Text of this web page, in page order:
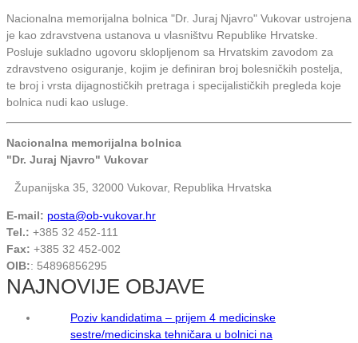
Nacionalna memorijalna bolnica "Dr. Juraj Njavro" Vukovar ustrojena
je kao zdravstvena ustanova u vlasništvu Republike Hrvatske.
Posluje sukladno ugovoru sklopljenom sa Hrvatskim zavodom za
zdravstveno osiguranje, kojim je definiran broj bolesničkih postelja,
te broj i vrsta dijagnostičkih pretraga i specijalističkih pregleda koje
bolnica nudi kao usluge.
Nacionalna memorijalna bolnica
"Dr. Juraj Njavro" Vukovar
Županijska 35, 32000 Vukovar, Republika Hrvatska
E-mail: posta@ob-vukovar.hr
Tel.: +385 32 452-111
Fax: +385 32 452-002
OIB:: 54896856295
NAJNOVIJE OBJAVE
Poziv kandidatima – prijem 4 medicinske
sestre/medicinska tehničara u bolnici na